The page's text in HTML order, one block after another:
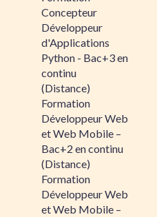
Concepteur
Développeur
d'Applications
Python - Bac+3 en
continu
(Distance)
Formation
Développeur Web
et Web Mobile –
Bac+2 en continu
(Distance)
Formation
Développeur Web
et Web Mobile –